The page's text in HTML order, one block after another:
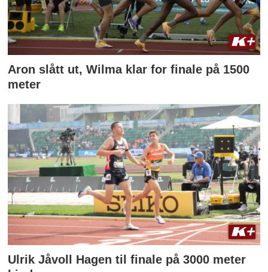
Aron slått ut, Wilma klar for finale på 1500
meter
Ulrik Jåvoll Hagen til finale på 3000 meter